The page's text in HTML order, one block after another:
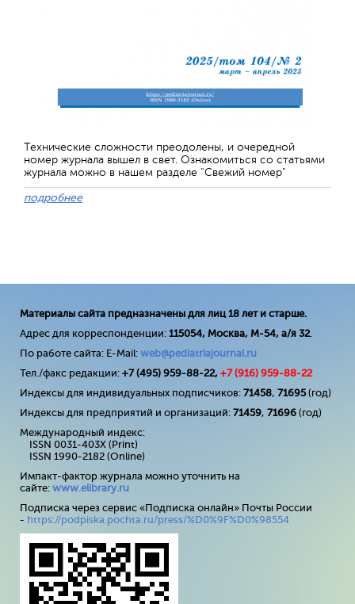
Технические сложности преодолены, и очередной
номер журнала вышел в свет. Ознакомиться со статьями
журнала можно в нашем разделе "Свежий номер"
подробнее
Материалы сайта предназначены для лиц 18 лет и старше.
Адрес для корреспонденции: 115054, Москва, М-54, а/я 32.
По работе сайта: E-Mail: web@pediatriajournal.ru
Тел./факс редакции: +7 (495) 959-88-22, +7 (916) 959-88-22
Индексы для индивидуальных подписчиков: 71458, 71695(год)
Индексы для предприятий и организаций: 71459, 71696 (год)
Международный индекс:
ISSN 0031-403X (Print)
ISSN 1990-2182 (Online)
Импакт-фактор журнала можно уточнить на
сайте: www.elibrary.ru
Подписка через сервис «Подписка онлайн» Почты России
- https://podpiska.pochta.ru/press/%D0%9F%D0%98554